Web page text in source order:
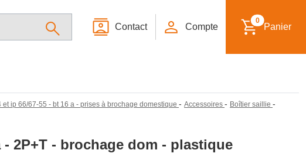
Contact Compte
0
Panier
et ip 66/67-55 - bt 16 a - prises à brochage domestique - Accessoires - Boîtier saillie -
2P+T - brochage dom - plastique